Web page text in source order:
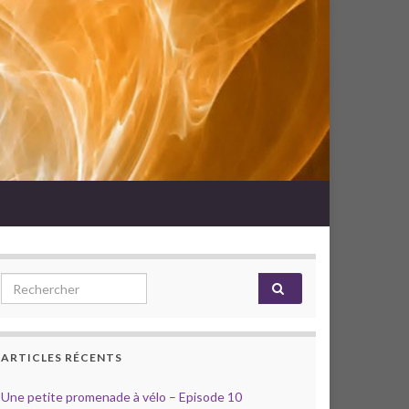
Search for:
ARTICLES RÉCENTS
Une petite promenade à vélo – Episode 10